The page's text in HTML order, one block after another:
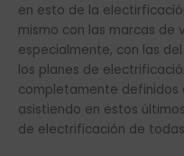
en esto de la
mismo con las marcas de
especialmente, con las
los planes de
completamente definidos
asistiendo en estos
de electrificación de